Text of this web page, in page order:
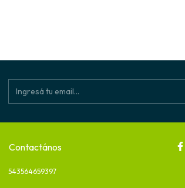
Contactános
543564659397